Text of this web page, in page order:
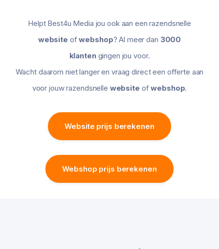
Helpt Best4u Media jou ook aan een razendsnelle
website ofwebshop? Al meer dan 3000
klantengingen jou voor.
Wacht daarom niet langer en vraag direct een offerte aan
voor jouw razendsnelle website ofwebshop.
Website prijs berekenen
Webshop prijs berekenen